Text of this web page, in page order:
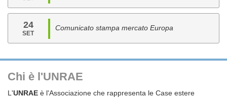
24
SET
Comunicato stampa mercato Europa
Chi è l'UNRAE
L'UNRAE è l'Associazione che rappresenta le Case estere